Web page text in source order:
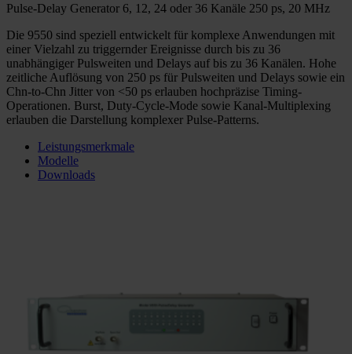
Pulse-Delay Generator 6, 12, 24 oder 36 Kanäle 250 ps, 20 MHz
Die 9550 sind speziell entwickelt für komplexe Anwendungen mit
einer Vielzahl zu triggernder Ereignisse durch bis zu 36
unabhängiger Pulsweiten und Delays auf bis zu 36 Kanälen. Hohe
zeitliche Auflösung von 250 ps für Pulsweiten und Delays sowie ein
Chn-to-Chn Jitter von <50 ps erlauben hochpräzise Timing-
Operationen. Burst, Duty-Cycle-Mode sowie Kanal-Multiplexing
erlauben die Darstellung komplexer Pulse-Patterns.
Leistungsmerkmale
Modelle
Downloads